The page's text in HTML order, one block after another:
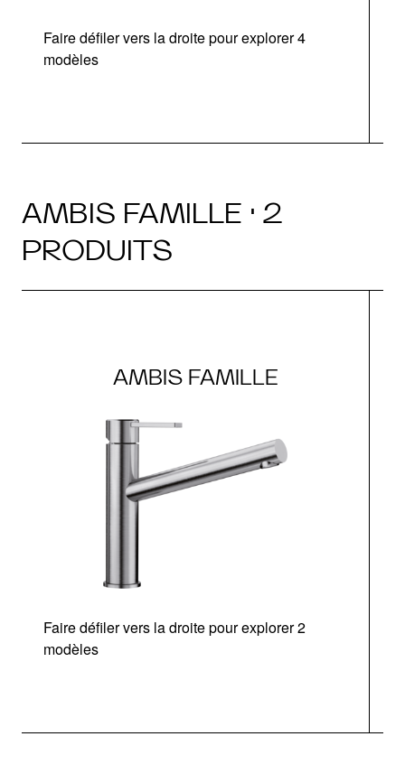
Faire défiler vers la droite pour explorer 4
modèles
AMBIS FAMILLE · 2
PRODUITS
AMBIS FAMILLE
Faire défiler vers la droite pour explorer 2
modèles